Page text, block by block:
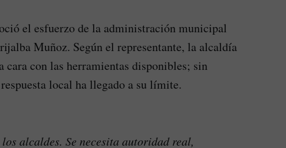
el esfuerzo de la administración municipal
Muñoz. Según el representante, la alcaldía
con las herramientas disponibles; sin
local ha llegado a su límite.
alcaldes. Se necesita autoridad real,